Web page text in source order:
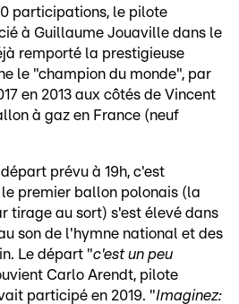
participations, le pilote
à Guillaume Jouaville dans le
remporté la prestigieuse
le "champion du monde", par
en 2013 aux côtés de Vincent
à gaz en France (neuf
prévu à 19h, c'est
premier ballon polonais (la
tirage au sort) s'est élevé dans
son de l'hymne national et des
Le départ "c'est un peu
Carlo Arendt, pilote
participé en 2019. "Imaginez: